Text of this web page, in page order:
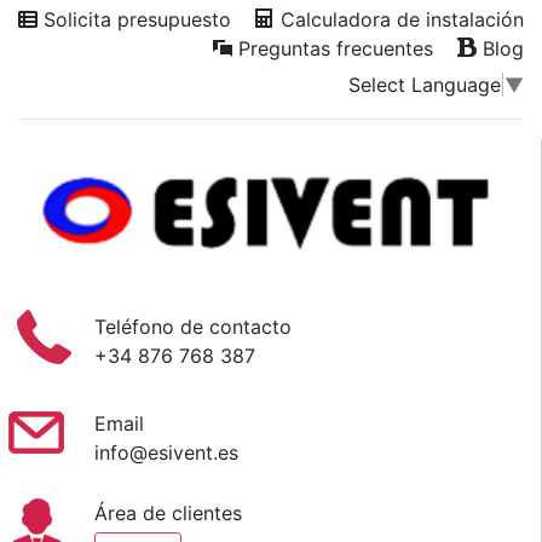
Solicita presupuesto
Calculadora de instalación
Preguntas frecuentes
Blog
Select Language ▼
Teléfono de contacto
+34 876 768 387
Email
info@esivent.es
Área de clientes